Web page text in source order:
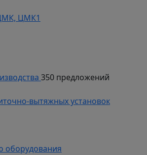
ЦМК1
350 предложений
вытяжных установок
оборудования